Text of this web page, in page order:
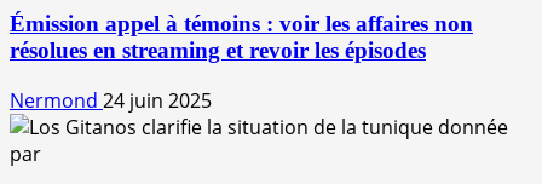
Émission appel à témoins : voir les affaires non
résolues en streaming et revoir les épisodes
Nermond 24 juin 2025